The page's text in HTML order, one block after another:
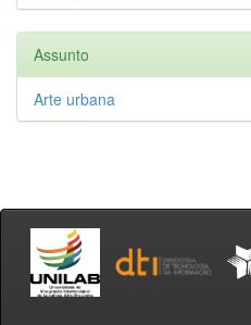
Assunto
Arte urbana